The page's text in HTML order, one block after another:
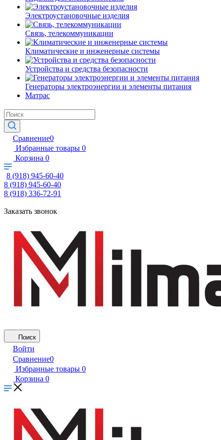
Электроустановочные изделия
Связь, телекоммуникации
Климатические и инженерные системы
Устройства и средства безопасности
Генераторы электроэнергии и элементы питания
Матрас
Сравнение0
Избранные товары 0
Корзина 0
8 (918) 945-60-40
8 (918) 945-60-40
8 (918) 336-72-91
Заказать звонок
Поиск
Войти
Сравнение0
Избранные товары 0
Корзина 0